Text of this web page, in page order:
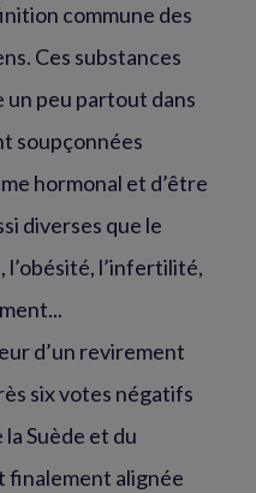
commune des
Ces substances
un peu partout dans
soupçonnées
hormonal et d’être
diverses que le
l’obésité, l’infertilité,
d’un revirement
six votes négatifs
Suède et du
finalement alignée